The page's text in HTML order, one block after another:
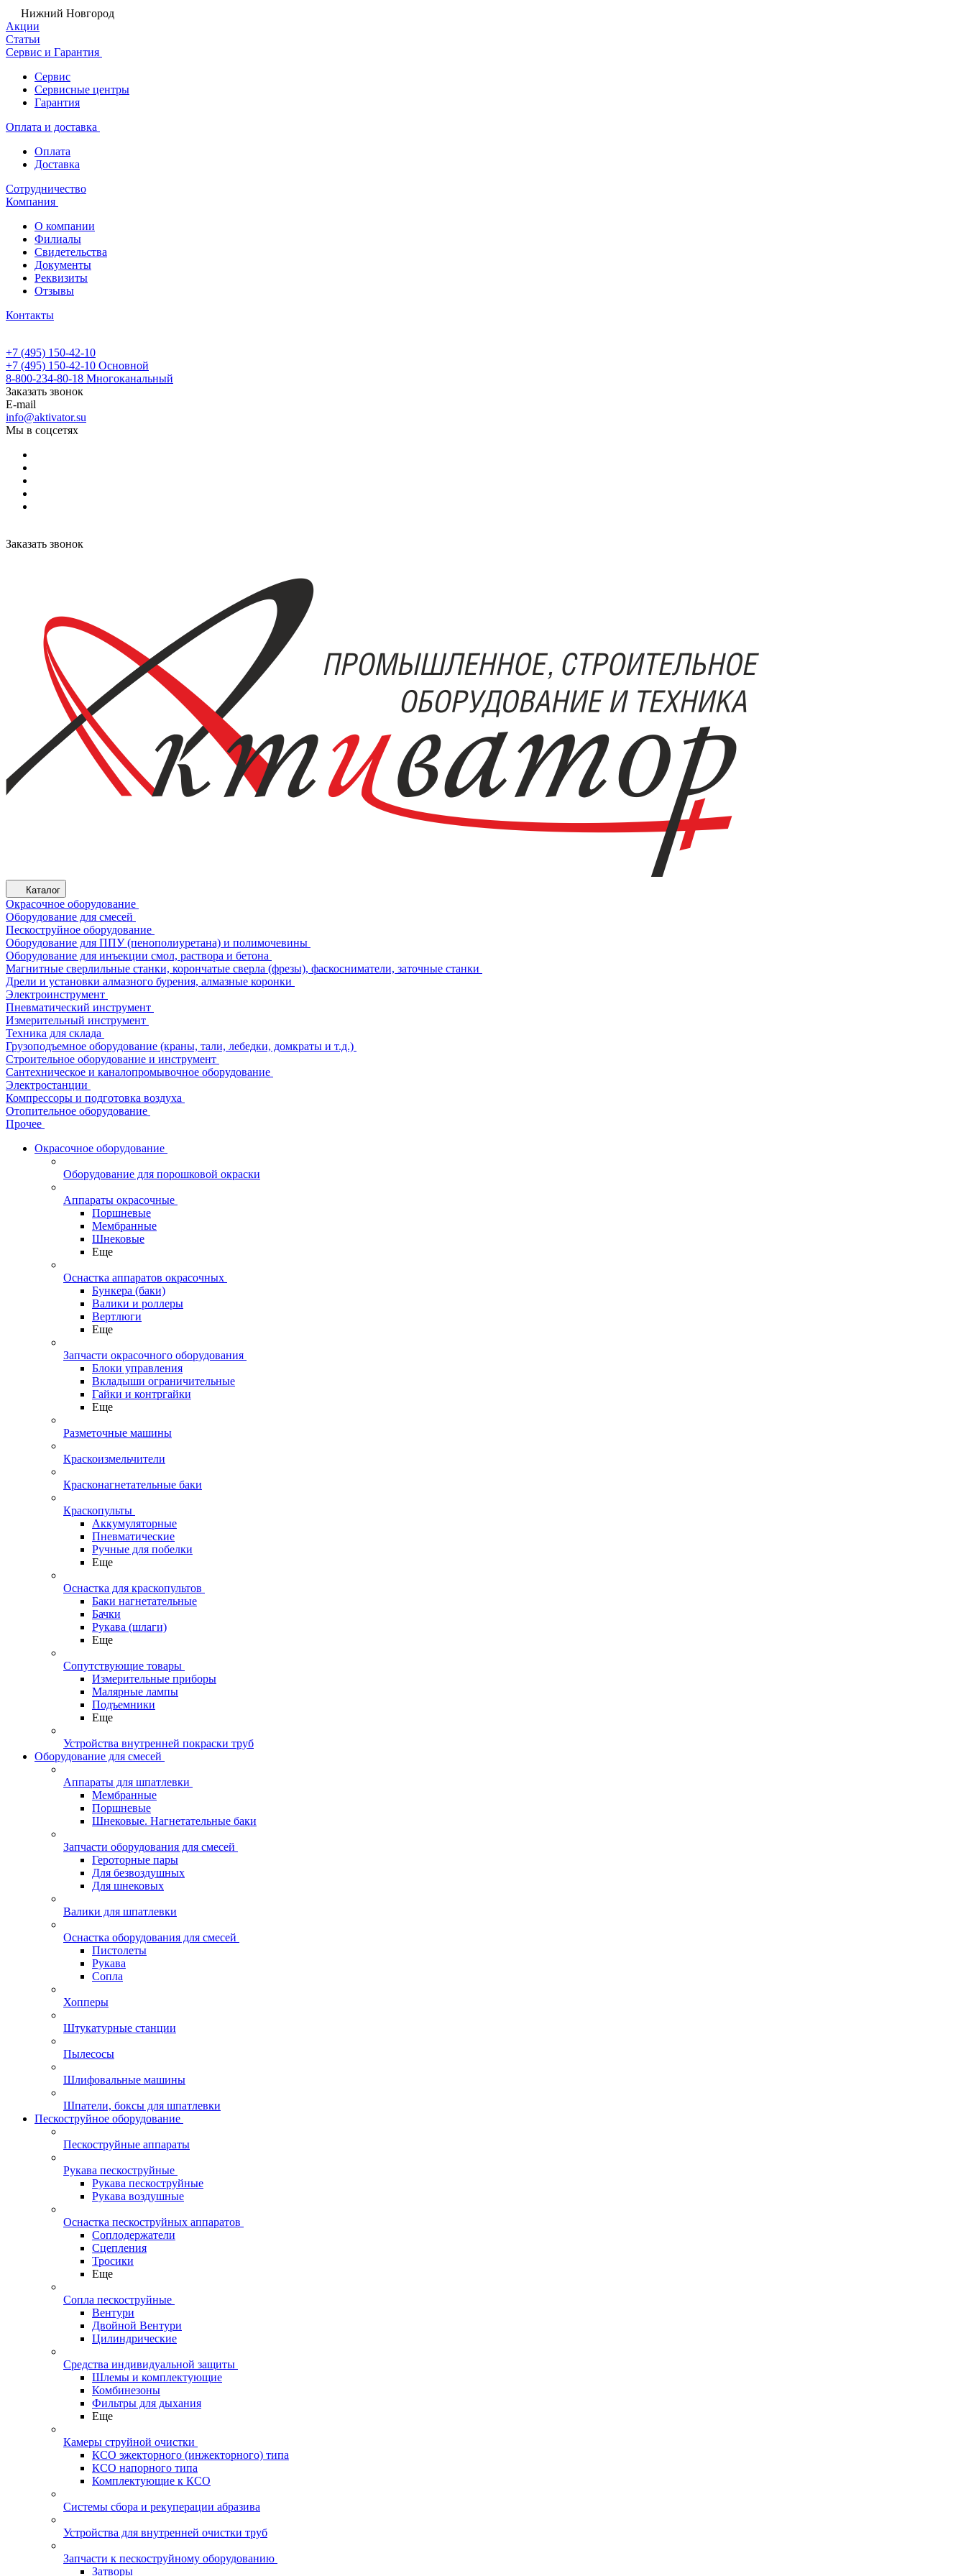
Нижний Новгород
Акции
Статьи
Сервис и Гарантия
Сервис
Сервисные центры
Гарантия
Оплата и доставка
Оплата
Доставка
Сотрудничество
Компания
О компании
Филиалы
Свидетельства
Документы
Реквизиты
Отзывы
Контакты
+7 (495) 150-42-10
+7 (495) 150-42-10 Основной
8-800-234-80-18 Многоканальный
Заказать звонок
E-mail
info@aktivator.su
Мы в соцсетях
Заказать звонок
Каталог
Окрасочное оборудование
Оборудование для смесей
Пескоструйное оборудование
Оборудование для ППУ (пенополиуретана) и полимочевины
Оборудование для инъекции смол, раствора и бетона
Магнитные сверлильные станки, корончатые сверла (фрезы), фаскосниматели, заточные станки
Дрели и установки алмазного бурения, алмазные коронки
Электроинструмент
Пневматический инструмент
Измерительный инструмент
Техника для склада
Грузоподъемное оборудование (краны, тали, лебедки, домкраты и т.д.)
Строительное оборудование и инструмент
Сантехническое и каналопромывочное оборудование
Электростанции
Компрессоры и подготовка воздуха
Отопительное оборудование
Прочее
Окрасочное оборудование
Оборудование для порошковой окраски
Аппараты окрасочные
Поршневые
Мембранные
Шнековые
Еще
Оснастка аппаратов окрасочных
Бункера (баки)
Валики и роллеры
Вертлюги
Еще
Запчасти окрасочного оборудования
Блоки управления
Вкладыши ограничительные
Гайки и контргайки
Еще
Разметочные машины
Краскоизмельчители
Красконагнетательные баки
Краскопульты
Аккумуляторные
Пневматические
Ручные для побелки
Еще
Оснастка для краскопультов
Баки нагнетательные
Бачки
Рукава (шлаги)
Еще
Сопутствующие товары
Измерительные приборы
Малярные лампы
Подъемники
Еще
Устройства внутренней покраски труб
Оборудование для смесей
Аппараты для шпатлевки
Мембранные
Поршневые
Шнековые. Нагнетательные баки
Запчасти оборудования для смесей
Героторные пары
Для безвоздушных
Для шнековых
Валики для шпатлевки
Оснастка оборудования для смесей
Пистолеты
Рукава
Сопла
Хопперы
Штукатурные станции
Пылесосы
Шлифовальные машины
Шпатели, боксы для шпатлевки
Пескоструйное оборудование
Пескоструйные аппараты
Рукава пескоструйные
Рукава пескоструйные
Рукава воздушные
Оснастка пескоструйных аппаратов
Соплодержатели
Сцепления
Тросики
Еще
Сопла пескоструйные
Вентури
Двойной Вентури
Цилиндрические
Средства индивидуальной защиты
Шлемы и комплектующие
Комбинезоны
Фильтры для дыхания
Еще
Камеры струйной очистки
КСО эжекторного (инжекторного) типа
КСО напорного типа
Комплектующие к КСО
Системы сбора и рекуперации абразива
Устройства для внутренней очистки труб
Запчасти к пескоструйному оборудованию
Затворы